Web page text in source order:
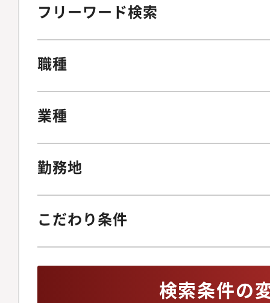
フリーワード検索
職種
業種
勤務地
こだわり条件
検索条件の